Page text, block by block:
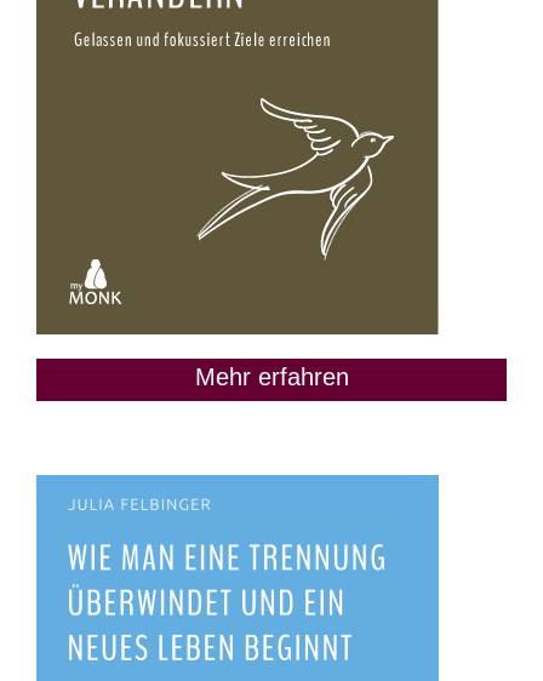
Mehr erfahren